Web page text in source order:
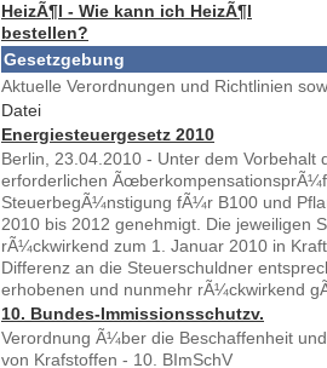
HeizÃ¶l - Wie kann ich HeizÃ¶l
bestellen?
Gesetzgebung
Aktuelle Verordnungen und Richtlinien
Datei
Energiesteuergesetz 2010
Berlin, 23.04.2010 - Unter dem Vorbehalt
erforderlichen
SteuerbegÃ¼nstigung fÃ¼r B100 und
2010 bis 2012 genehmigt. Die jeweiligen
rÃ¼ckwirkend zum 1. Januar 2010 in
Differenz an die Steuerschuldner
erhobenen und nunmehr rÃ¼ckwirkend
10. Bundes-Immissionsschutzv.
Verordnung Ã¼ber die Beschaffenheit
von Krafstoffen - 10. BImSchV